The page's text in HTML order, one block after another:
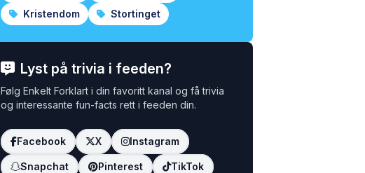
Kristendom
Stortinget
Lyst på trivia i feeden?
Følg Enkelt Forklart i din favoritt kanal og få trivia
og interessante fun-facts rett i feeden din.
Facebook X Instagram
Snapchat Pinterest TikTok